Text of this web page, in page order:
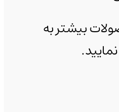
بیشتر به